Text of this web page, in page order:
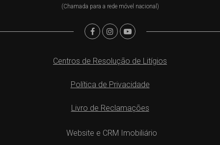
(Chamada para a rede móvel nacional)
Centros de Resolução de Litígios
Política de Privacidade
Livro de Reclamações
Website e CRM Imobiliário